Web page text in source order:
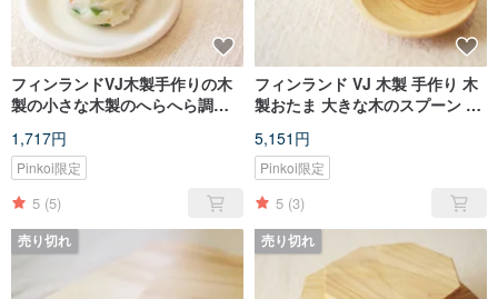
フィンランドVJ木製手作りの木
製の小さな木製のへらへら調味
1,717円
Pinkoi限定
5 (5)
フィンランド VJ 木製 手作り 木
製おたま 大きな木のスプーン 木
5,151円
Pinkoi限定
5 (3)
売り切れ 売り切れ